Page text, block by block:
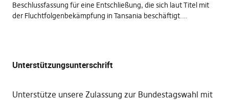
Beschlussfassung für eine Entschließung, die sich laut Titel mit
der Fluchtfolgenbekämpfung in Tansania beschäftigt.…
Unterstützungsunterschrift
Unterstütze unsere Zulassung zur Bundestagswahl mit